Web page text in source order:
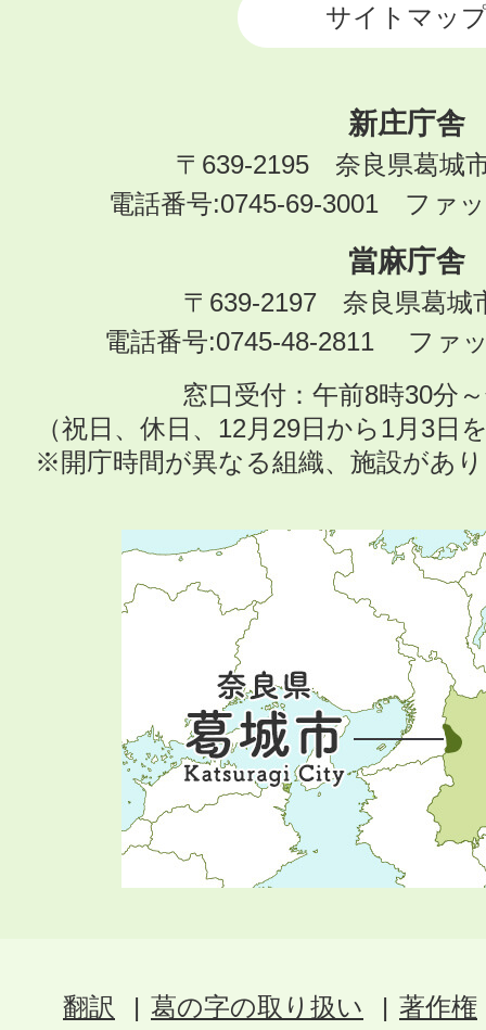
サイトマッ
新庄庁舎
〒639-2195 奈良県葛城
電話番号:0745-69-3001 ファ
當麻庁舎
〒639-2197 奈良県葛城
電話番号:0745-48-2811 ファ
窓口受付：午前8時30分
（祝日、休日、12月29日から1月3日
※開庁時間が異なる組織、施設があ
翻訳 葛の字の取り扱い
著作権